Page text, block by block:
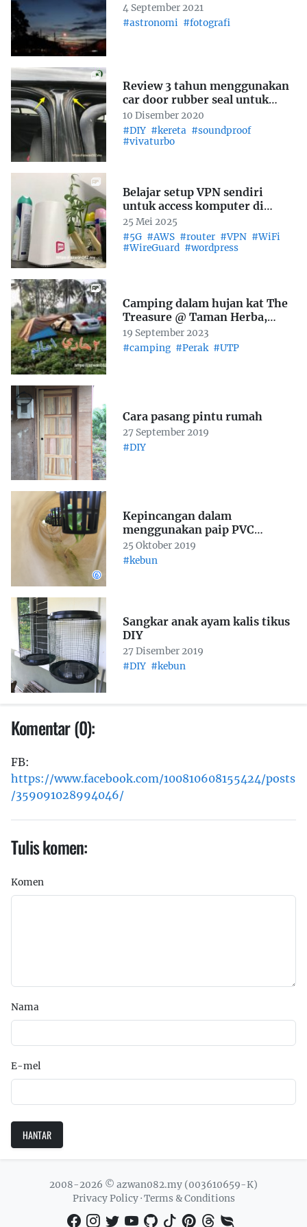
4 September 2021
#astronomi #fotografi
Review 3 tahun menggunakan
car door rubber seal untuk
soundproof pintu kereta
10 Disember 2020
#DIY #kereta #soundproof
#vivaturbo
Belajar setup VPN sendiri
untuk access komputer di
rumah
25 Mei 2025
#5G #AWS #router #VPN #WiFi
#WireGuard #wordpress
Camping dalam hujan kat The
Treasure @ Taman Herba,
Gopeng (UTP Homecoming
2023)
19 September 2023
#camping #Perak #UTP
Cara pasang pintu rumah
27 September 2019
#DIY
Kepincangan dalam
menggunakan paip PVC
sebagai saluran NFT
hidroponik
25 Oktober 2019
#kebun
Sangkar anak ayam kalis tikus
DIY
27 Disember 2019
#DIY #kebun
Komentar (0):
FB:
https://www.facebook.com/100810608155424/posts
/359091028994046/
Tulis komen:
Komen
Nama
E-mel
HANTAR
2008-2026 © azwan082.my (003610659-K)
Privacy Policy·Terms & Conditions